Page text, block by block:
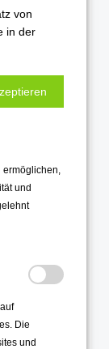
von
in der
ermöglichen,
und
Die
und